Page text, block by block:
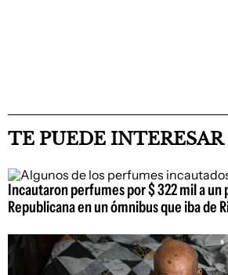
TE PUEDE INTERESAR
Incautaron perfumes por $ 322 mil a un
Republicana en un ómnibus que iba de